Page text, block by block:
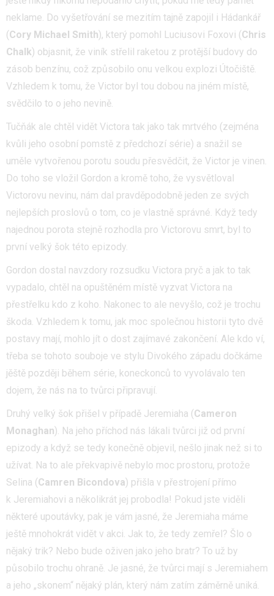
neklame. Do vyšetřování se mezitím tajně zapojil i Hádankář
(Cory Michael Smith), který pomohl Luciusovi Foxovi (Chris
Chalk) objasnit, že viník střelil raketou z protější budovy do
zásob benzínu, což způsobilo onu velkou explozi Útočiště.
Vzhledem k tomu, že Victor byl tou dobou na jiném místě,
svědčilo to o jeho nevině.
Tučňák ale chtěl vidět Victora tak jako tak mrtvého (zejména
kvůli jeho osobní pomstě z předchozí série) a snažil se
uměle vytvořenou porotu soudu přesvědčit, že Victor je vinen.
Do toho se vložil Gordon a kromě toho, že vysvětloval
Victorovu nevinu, nám dal pravděpodobně jeden ze svých
nejlepších proslovů o tom, co je vlastně správné. Když tedy
najednou porota stejně rozhodla pro Victorovu smrt, byl to
první velký šok této epizody.
Gordon dostal navzdory rozsudku Victora pryč a jak to tak
vypadalo, chtěl na opuštěném místě vyzvat Victora na
přestřelku kdo z koho. Nakonec to ale nevyšlo, což je trochu
škoda. Vzhledem k tomu, jak moc společnou historii tyto dvě
postavy mají, mohlo jít o dost zajímavé zakončení. Ale kdo ví,
třeba se tohoto souboje ve stylu Divokého západu dočkáme
jěště později během série, koneckonců to vyvolávalo ten
dojem, že nás na to tvůrci připravují.
Druhý velký šok přišel v případě Jeremiaha (Cameron
Monaghan). Na jeho příchod nás lákali tvůrci již od první
epizody a když se tedy konečně objevil, nešlo jinak než si to
užívat. Na to ale překvapivě nebylo moc prostoru, protože
Selina (Camren Bicondova) přišla v přestrojení přímo
k Jeremiahovi a několikrát jej probodla! Pokud jste viděli
některé upoutávky, pak je vám jasné, že Jeremiaha máme
ještě mnohokrát vidět v akci. Jak to, že tedy zemřel? Šlo o
nějaký trik? Nebo bude oživen jako jeho bratr? To už by
působilo trochu ohraně. Je jasné, že tvůrci mají s Jeremiahem
a jeho „skonem“ nějaký plán, který nám zatím záměrně uniká.